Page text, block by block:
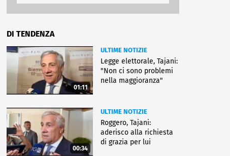
DI TENDENZA
01:11
ULTIME NOTIZIE
Legge elettorale, Tajani:
"Non ci sono problemi
nella maggioranza"
00:34
ULTIME NOTIZIE
Roggero, Tajani:
aderisco alla richiesta
di grazia per lui